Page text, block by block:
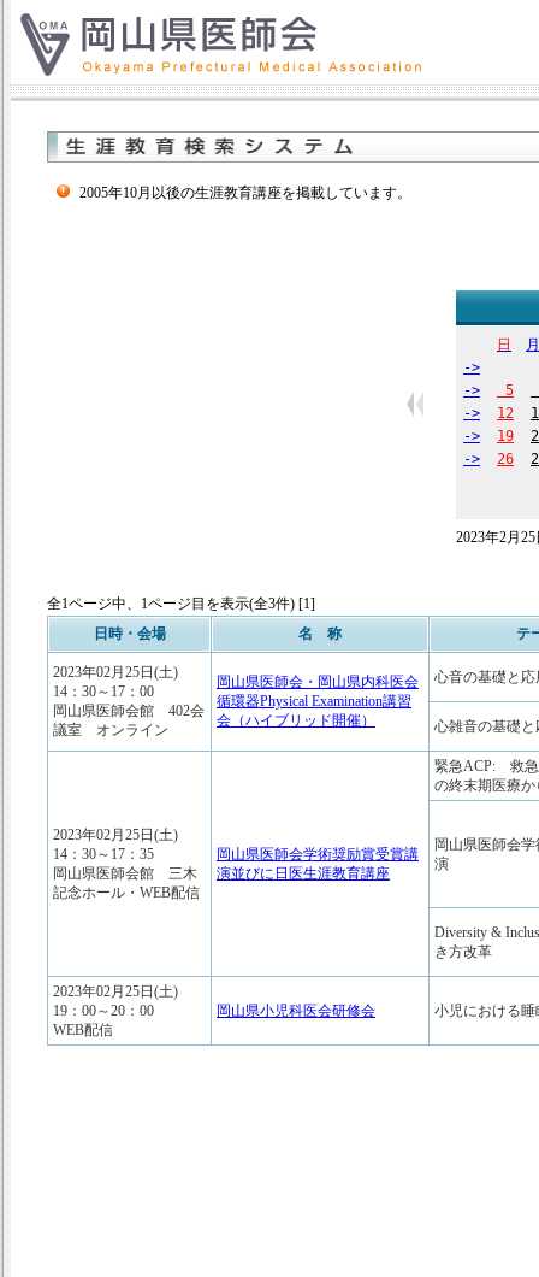
2005年10月以後の生涯教育講座を掲載しています。
日
月
->
->
5
->
12
->
19
->
26
2023年2月
全1ページ中、1ページ目を表示(全3件) [1]
日時・会場
名 称 テ
2023年02月25日(土)
14：30～17：00
岡山県医師会館 402会
議室 オンライン
岡山県医師会・岡山県内科医会
循環器Physical Examination講習
会（ハイブリッド開催）
心音の基礎と応
心雑音の基礎と
2023年02月25日(土)
14：30～17：35
岡山県医師会館 三木
記念ホール・WEB配信
岡山県医師会学術奨励賞受賞講
演並びに日医生涯教育講座
緊急ACP: 救急
の終末期医療
岡山県医師会
演
Diversity &
き方改革
2023年02月25日(土)
19：00～20：00
WEB配信
岡山県小児科医会研修会 小児における睡